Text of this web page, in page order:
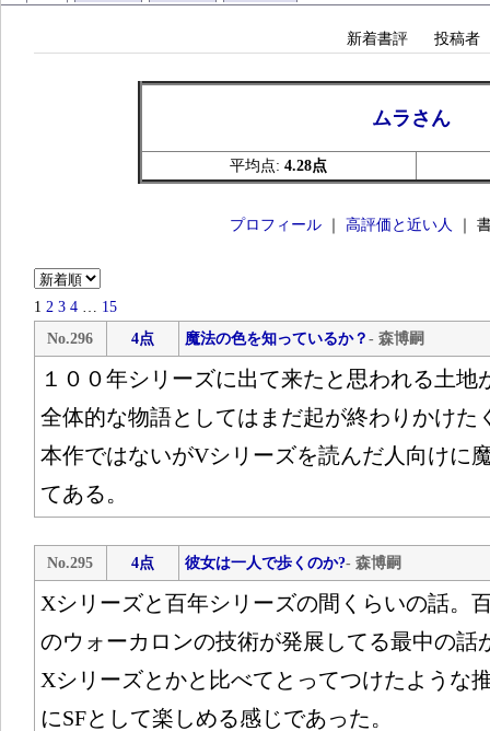
新着書評 投稿者
ムラさん
平均点: 4.28点
プロフィール｜ 高評価と近い人 ｜
1 2 3 4 … 15
No.296
4点 魔法の色を知っているか？ - 森博嗣
１００年シリーズに出て来たと思われる土地
全体的な物語としてはまだ起が終わりかけた
本作ではないがVシリーズを読んだ人向けに
てある。
No.295 4点 彼女は一人で歩くのか?- 森博嗣
Xシリーズと百年シリーズの間くらいの話。
のウォーカロンの技術が発展してる最中の話
Xシリーズとかと比べてとってつけたような
にSFとして楽しめる感じであった。